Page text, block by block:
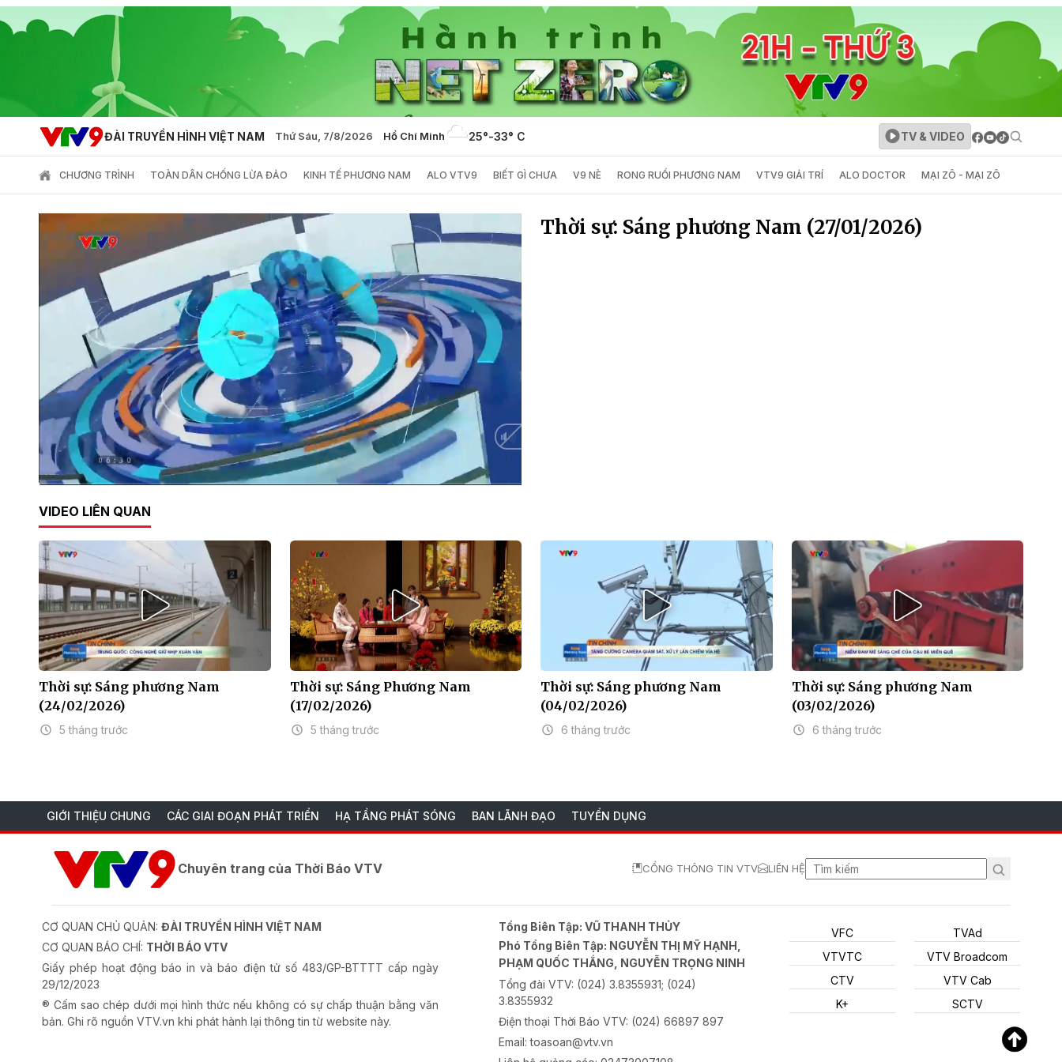
ĐÀI TRUYỀN HÌNH VIỆT NAM Thứ Sáu, 7/8/2026 Hồ Chí Minh 25°-33° C TV & VIDEO
CHƯƠNG TRÌNH TOÀN DÂN CHỐNG LỪA ĐẢO KINH TẾ PHƯƠNG NAM ALO VTV9 BIẾT GÌ CHƯA V9 NÈ RONG RUỔI PHƯƠNG NAM VTV9 GIẢI TRÍ ALO DOCTOR MẠI ZÔ - MẠI ZÔ
Thời sự: Sáng phương Nam (27/01/2026)
VIDEO LIÊN QUAN
Thời sự: Sáng phương Nam
(24/02/2026)
5 tháng trước
Thời sự: Sáng Phương Nam
(17/02/2026)
5 tháng trước
Thời sự: Sáng phương Nam
(04/02/2026)
6 tháng trước
Thời sự: Sáng phương Nam
(03/02/2026)
6 tháng trước
GIỚI THIỆU CHUNG CÁC GIAI ĐOẠN PHÁT TRIỂN HẠ TẦNG PHÁT SÓNG BAN LÃNH ĐẠO TUYỂN DỤNG
Chuyên trang của Thời Báo VTV CỔNG THÔNG TIN VTV LIÊN HỆ
CƠ QUAN CHỦ QUẢN: ĐÀI TRUYỀN HÌNH VIỆT NAM
CƠ QUAN BÁO CHÍ: THỜI BÁO VTV
Giấy phép hoạt động báo in và báo điện tử số 483/GP-BTTTT cấp ngày
29/12/2023
® Cấm sao chép dưới mọi hình thức nếu không có sự chấp thuận bằng văn
bản. Ghi rõ nguồn VTV.vn khi phát hành lại thông tin từ website này.
Tổng Biên Tập:VŨ THANH THỦY
Phó Tổng Biên Tập: NGUYỄN THỊ MỸ HẠNH,
PHẠM QUỐC THẮNG, NGUYỄN TRỌNG NINH
Tổng đài VTV: (024) 3.8355931; (024)
3.8355932
Điện thoại Thời Báo VTV: (024) 66897 897
Email:toasoan@vtv.vn
VFC
VTVTC
CTV
K+
TVAd
VTV Broadcom
VTV Cab
SCTV